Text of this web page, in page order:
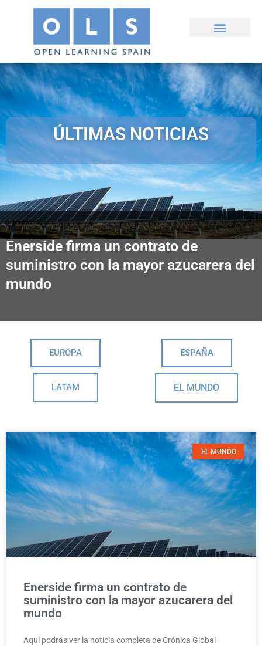
ÚLTIMAS NOTICIAS
Enerside firma un contrato de
suministro con la mayor azucarera del
mundo
EUROPA ESPAÑA
LATAM EL MUNDO
EL MUNDO
Enerside firma un contrato de
suministro con la mayor azucarera del
mundo
Aquí podrás ver la noticia completa de Crónica Global
PáginaPágina
PáginaPágina